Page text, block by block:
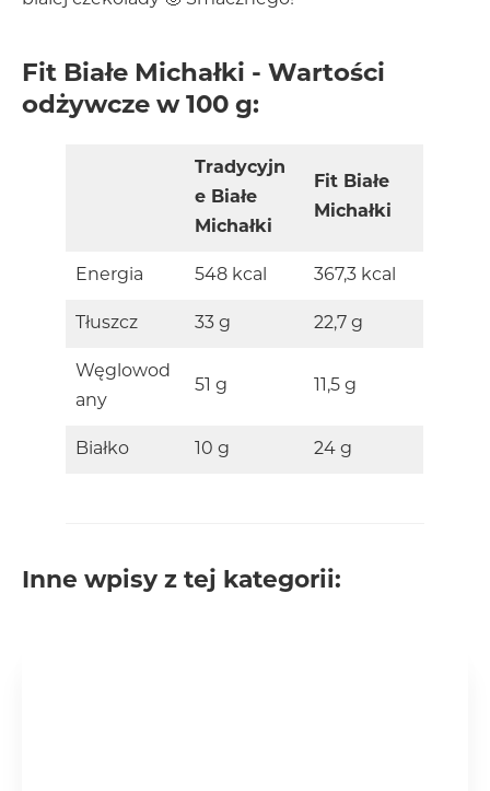
Fit Białe Michałki - Wartości
odżywcze w 100 g:
Tradycyjn
e Białe
Michałki
Fit Białe
Michałki
Energia 548 kcal 367,3 kcal
Tłuszcz 33 g 22,7 g
Węglowod
any
51 g 11,5 g
Białko 10 g 24 g
Inne wpisy z tej kategorii: